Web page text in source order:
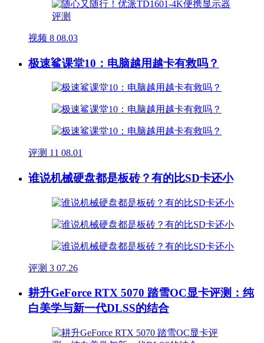
视频 8 08.03
极速鲨课堂10：电脑越用越卡有救吗？
评测 11 08.01
谁说机械硬盘都是板砖？有的比SD卡还小
评测 3 07.26
耕升GeForce RTX 5070 踏雪OC显卡评测：纯
白美学与新一代DLSS的结合